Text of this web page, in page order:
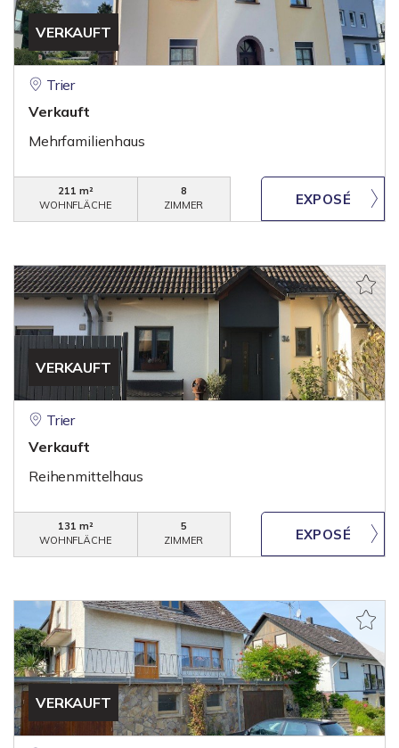
VERKAUFT
Trier
Verkauft
Mehrfamilienhaus
211 m²
WOHNFLÄCHE
8
ZIMMER
VERKAUFT
Trier
Verkauft
Reihenmittelhaus
131 m²
WOHNFLÄCHE
5
ZIMMER
VERKAUFT